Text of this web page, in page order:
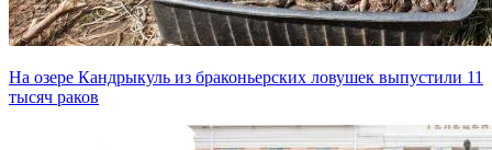
На озере Кандрыкуль из браконьерских ловушек выпустили 11
тысяч раков